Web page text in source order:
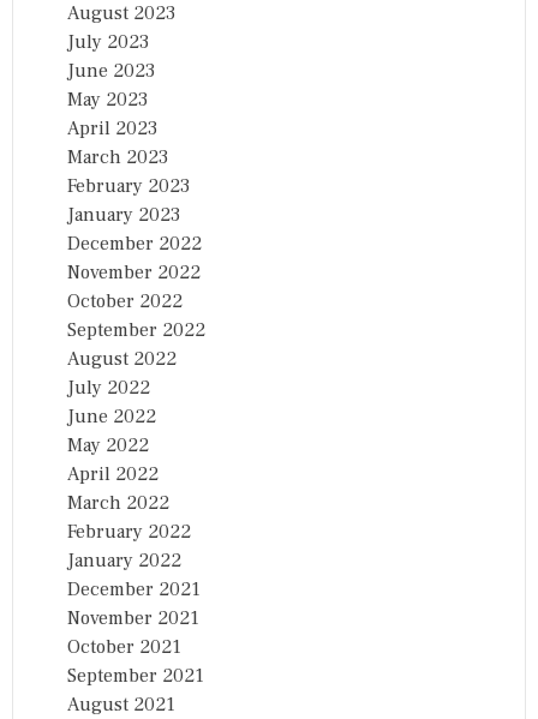
August 2023
July 2023
June 2023
May 2023
April 2023
March 2023
February 2023
January 2023
December 2022
November 2022
October 2022
September 2022
August 2022
July 2022
June 2022
May 2022
April 2022
March 2022
February 2022
January 2022
December 2021
November 2021
October 2021
September 2021
August 2021